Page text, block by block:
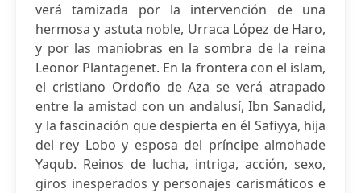
verá tamizada por la intervención de una
hermosa y astuta noble, Urraca López de Haro,
y por las maniobras en la sombra de la reina
Leonor Plantagenet. En la frontera con el islam,
el cristiano Ordoño de Aza se verá atrapado
entre la amistad con un andalusí, Ibn Sanadid,
y la fascinación que despierta en él Safiyya, hija
del rey Lobo y esposa del príncipe almohade
Yaqub. Reinos de lucha, intriga, acción, sexo,
giros inesperados y personajes carismáticos e